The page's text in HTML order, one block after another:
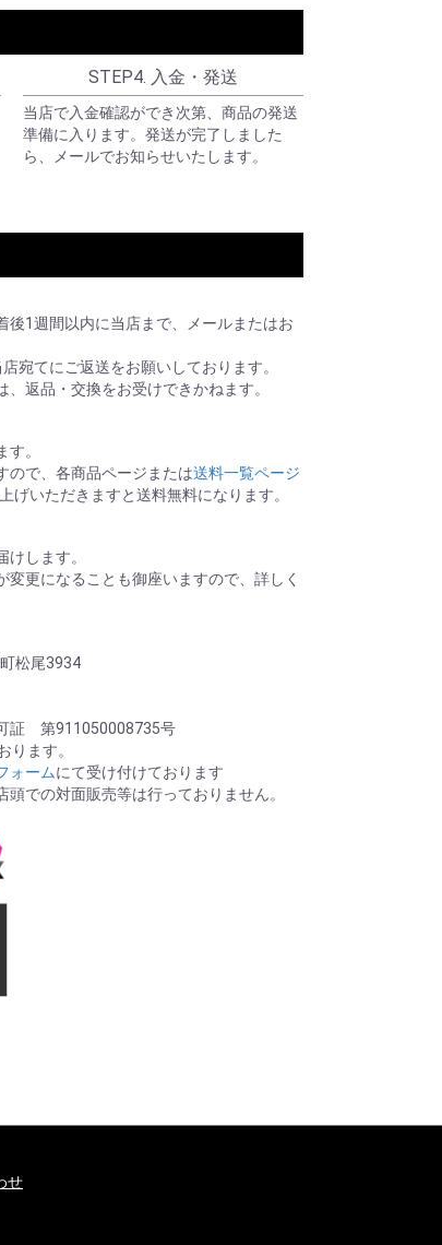
STEP4. 入金・発送
当店で入金確認ができ次第、商品の発送
準備に入ります。発送が完了しました
ら、メールでお知らせいたします。
1週間以内に当店まで、メールまたはお
宛てにご返送をお願いしております。
返品・交換をお受けできかねます。
。
ので、各商品ページまたは送料一覧ページ
げいただきますと送料無料になります。
します。
更になることも御座いますので、詳しく
松尾3934
証 第911050008735号
ります。
ォームにて受け付けております
での対面販売等は行っておりません。
せ